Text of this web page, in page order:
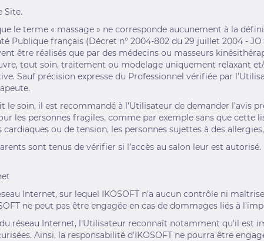
Site.
le terme « massage » ne corresponde aucunement à la
Publique français (Décret n° 2004-802 du 29 juillet 2004 -
être réalisés que par des médecins ou masseurs
tout soin, traitement ou modelage uniquement relaxant
Sauf précision expresse du Professionnel vérifiée par
le soin, il est recommandé à l’Utilisateur de demander l’avis
les personnes fragiles, comme par exemple sans que cette
ou de tension, les personnes sujettes à des
sont tenus de vérifier si l’accès au salon leur est autorisé.
Internet, sur lequel IKOSOFT n’a aucun contrôle ni
ne peut pas être engagée en cas de dommages liés à
réseau Internet, l'Utilisateur reconnaît notamment qu'il est
Ainsi, la responsabilité d’IKOSOFT ne pourra être